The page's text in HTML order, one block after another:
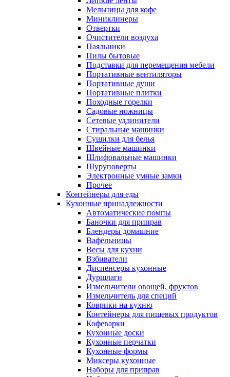
Мельницы для кофе
Миниклинеры
Отвертки
Очистители воздуха
Паяльники
Пилы бытовые
Подставки для перемещения мебели
Портативные вентиляторы
Портативные души
Портативные плитки
Походные горелки
Садовые ножницы
Сетевые удлинители
Стиральные машинки
Сушилки для белья
Швейные машинки
Шлифовальные машинки
Шуруповерты
Электронные умные замки
Прочее
Контейнеры для еды
Кухонные принадлежности
Автоматические помпы
Баночки для приправ
Блендеры домашние
Вафельницы
Весы для кухни
Взбиватели
Диспенсеры кухонные
Дуршлаги
Измельчители овощей, фруктов
Измельчитель для специй
Коврики на кухню
Контейнеры для пищевых продуктов
Кофеварки
Кухонные доски
Кухонные перчатки
Кухонные формы
Миксеры кухонные
Наборы для приправ